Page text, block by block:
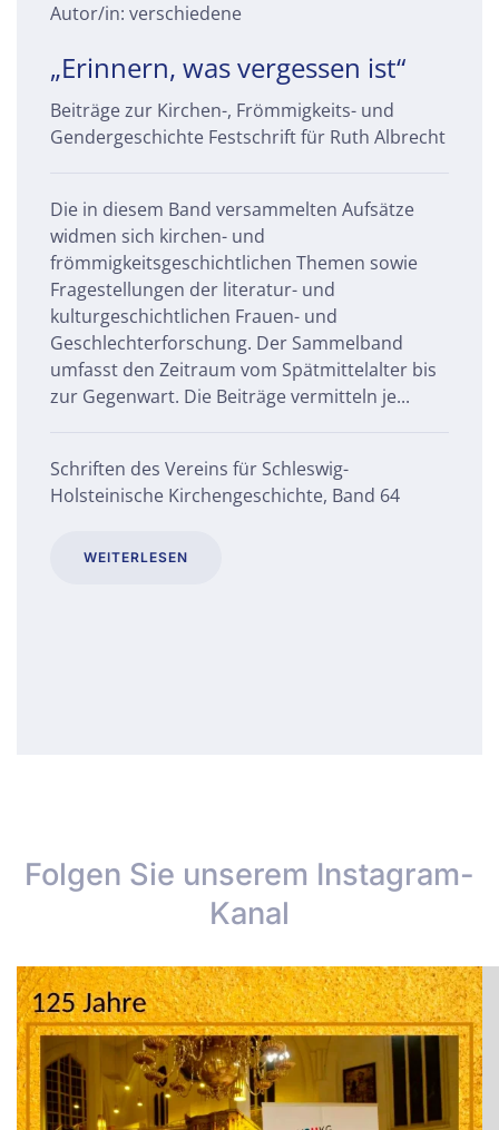
Autor/in: verschiedene
„Erinnern, was vergessen ist“
Beiträge zur Kirchen-, Frömmigkeits- und
Gendergeschichte Festschrift für Ruth Albrecht
Die in diesem Band versammelten Aufsätze
widmen sich kirchen- und
frömmigkeitsgeschichtlichen Themen sowie
Fragestellungen der literatur- und
kulturgeschichtlichen Frauen- und
Geschlechterforschung. Der Sammelband
umfasst den Zeitraum vom Spätmittelalter bis
zur Gegenwart. Die Beiträge vermitteln je...
Schriften des Vereins für Schleswig-
Holsteinische Kirchengeschichte, Band 64
WEITERLESEN
Folgen Sie unserem Instagram-
Kanal